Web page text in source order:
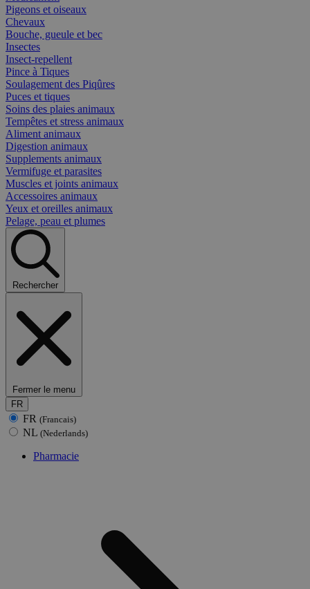
Pigeons et oiseaux
Chevaux
Bouche, gueule et bec
Insectes
Insect-repellent
Pince à Tiques
Soulagement des Piqûres
Puces et tiques
Soins des plaies animaux
Tempêtes et stress animaux
Aliment animaux
Digestion animaux
Supplements animaux
Vermifuge et parasites
Muscles et joints animaux
Accessoires animaux
Yeux et oreilles animaux
Pelage, peau et plumes
Rechercher
Fermer le menu
FR
FR (Francais)
NL (Nederlands)
Pharmacie